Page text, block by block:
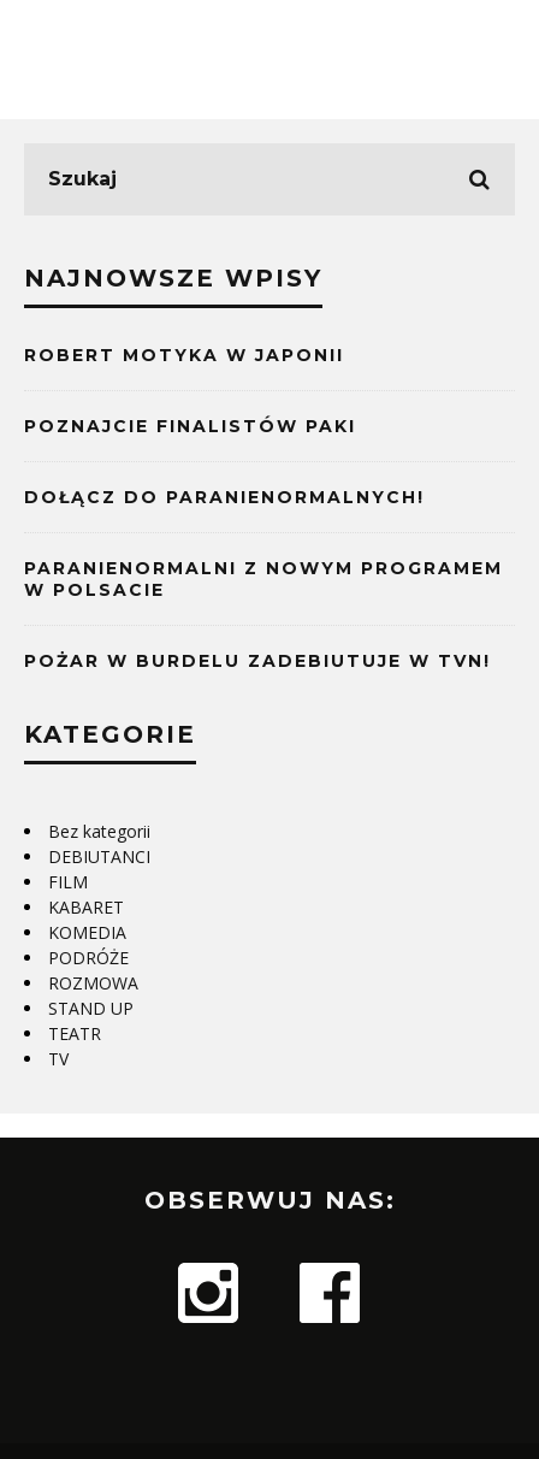
NAJNOWSZE WPISY
ROBERT MOTYKA W JAPONII
POZNAJCIE FINALISTÓW PAKI
DOŁĄCZ DO PARANIENORMALNYCH!
PARANIENORMALNI Z NOWYM PROGRAMEM
W POLSACIE
POŻAR W BURDELU ZADEBIUTUJE W TVN!
KATEGORIE
Bez kategorii
DEBIUTANCI
FILM
KABARET
KOMEDIA
PODRÓŻE
ROZMOWA
STAND UP
TEATR
TV
OBSERWUJ NAS: